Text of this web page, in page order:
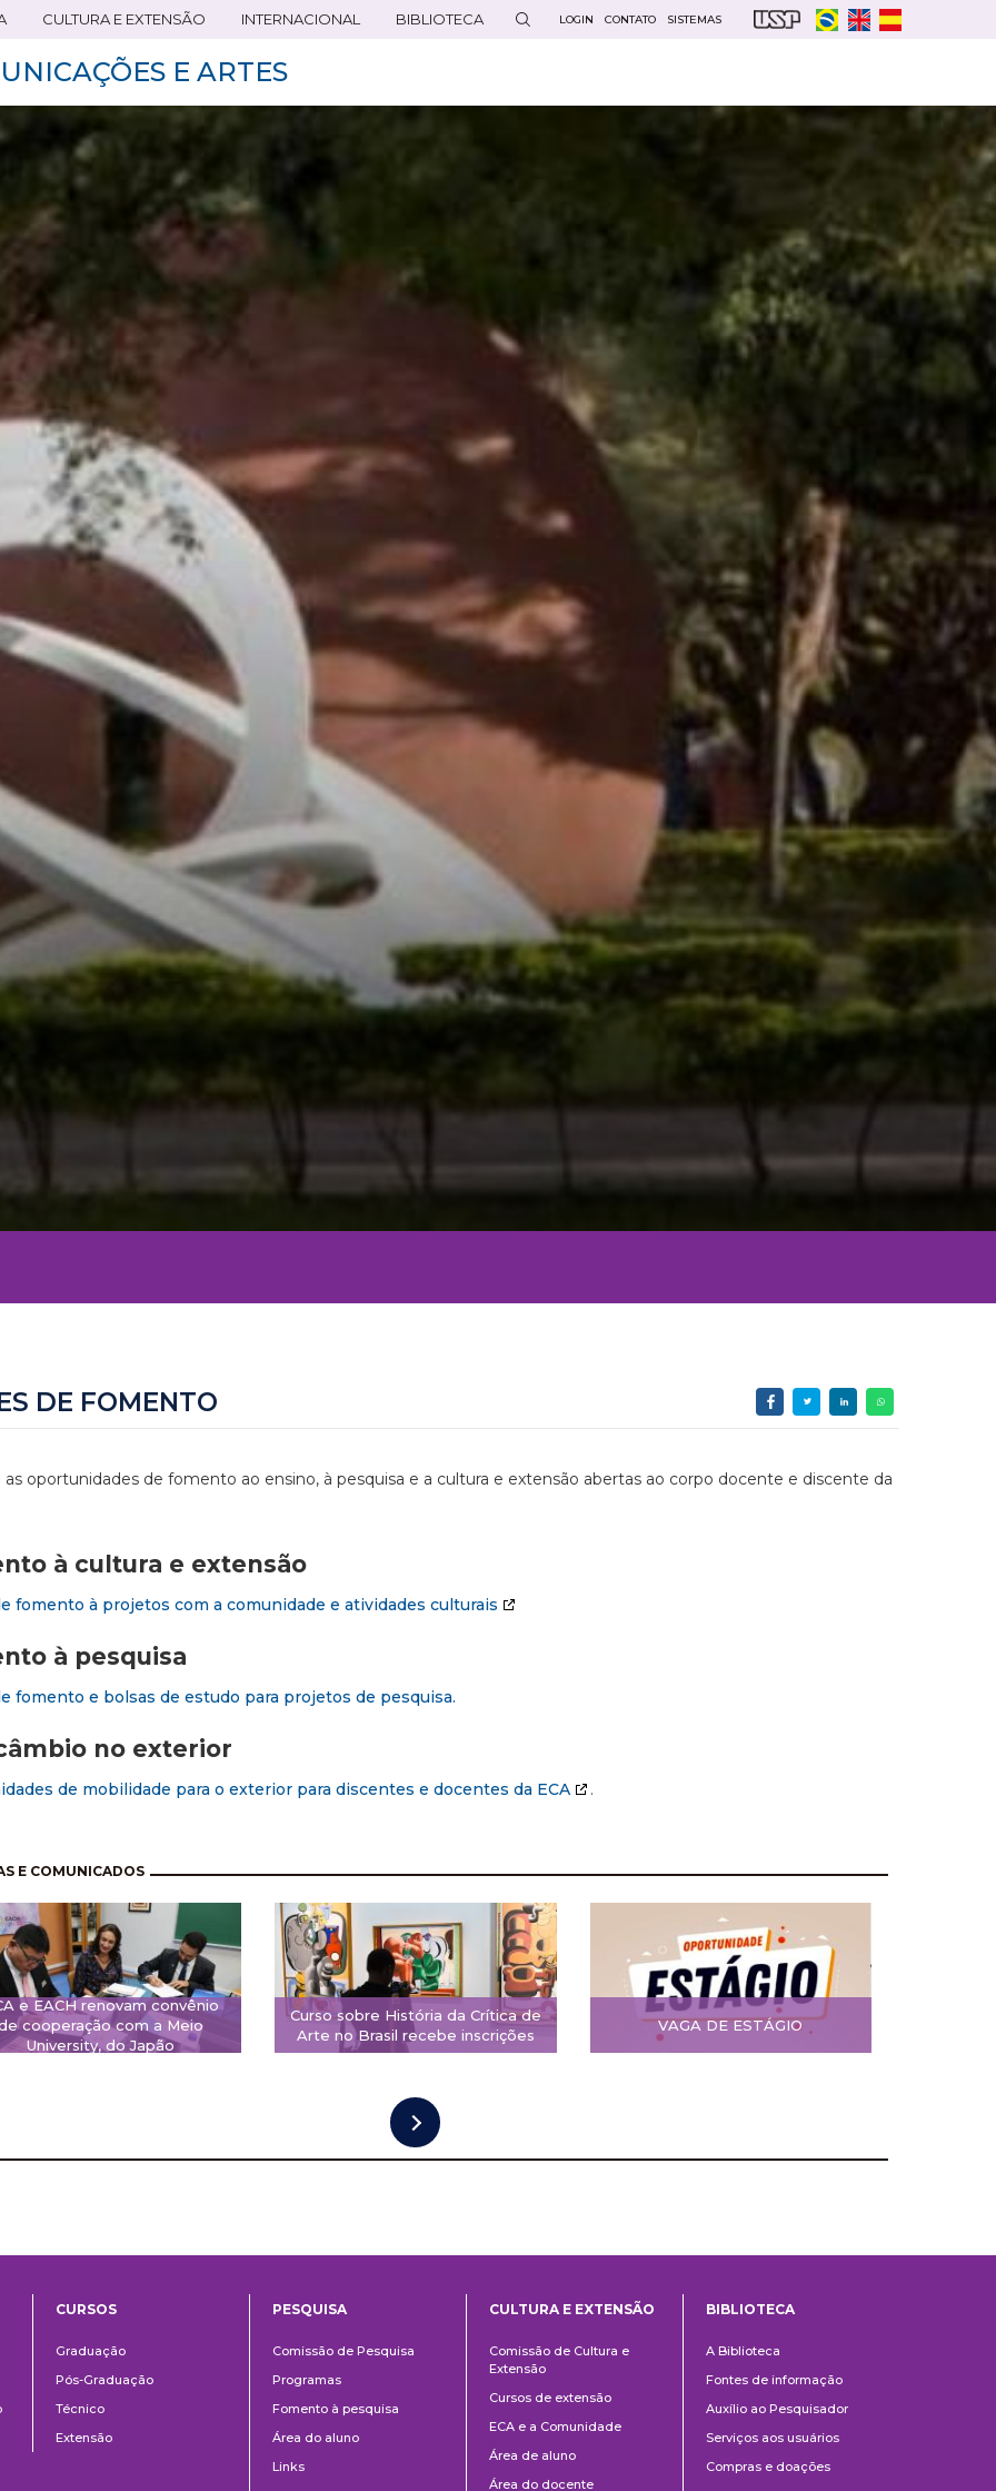
CULTURA E EXTENSÃO INTERNACIONAL BIBLIOTECA LOGIN CONTATO SISTEMAS
E ARTES
DE FOMENTO
as oportunidades de fomento ao ensino, à pesquisa e a cultura e extensão abertas ao corpo docente e discente da
à cultura e extensão
fomento à projetos com a comunidade e atividades culturais
à pesquisa
fomento e bolsas de estudo para projetos de pesquisa.
no exterior
de mobilidade para o exterior para discentes e docentes da ECA .
E COMUNICADOS
e EACH renovam convênio
cooperação com a Meio
University, do Japão
Curso sobre História da Crítica de
Arte no Brasil recebe inscrições
VAGA DE ESTÁGIO
CURSOS
Graduação
Pós-Graduação
Técnico
Extensão
PESQUISA
Comissão de Pesquisa
Programas
Fomento à pesquisa
Área do aluno
Links
e
Extensão
CULTURA E EXTENSÃO
Comissão de Cultura e
Extensão
Cursos de extensão
ECA e a Comunidade
Área de aluno
Área do docente
BIBLIOTECA
A Biblioteca
Fontes de informação
Auxílio ao Pesquisador
Serviços aos usuários
Compras e doações